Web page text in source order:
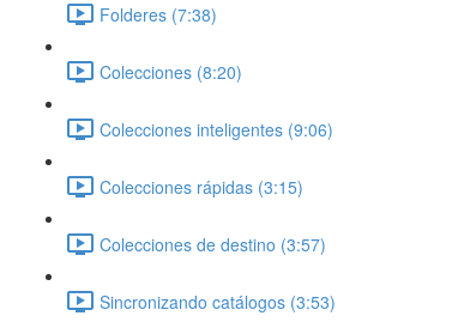
Folderes (7:38)
Colecciones (8:20)
Colecciones inteligentes (9:06)
Colecciones rápidas (3:15)
Colecciones de destino (3:57)
Sincronizando catálogos (3:53)